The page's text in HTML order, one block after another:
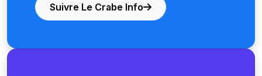
Suivre Le Crabe Info